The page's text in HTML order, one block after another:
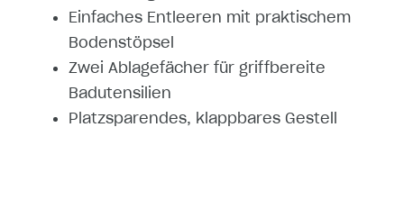
Einfaches Entleeren mit praktischem
Bodenstöpsel
Zwei Ablagefächer für griffbereite
Badutensilien
Platzsparendes, klappbares Gestell